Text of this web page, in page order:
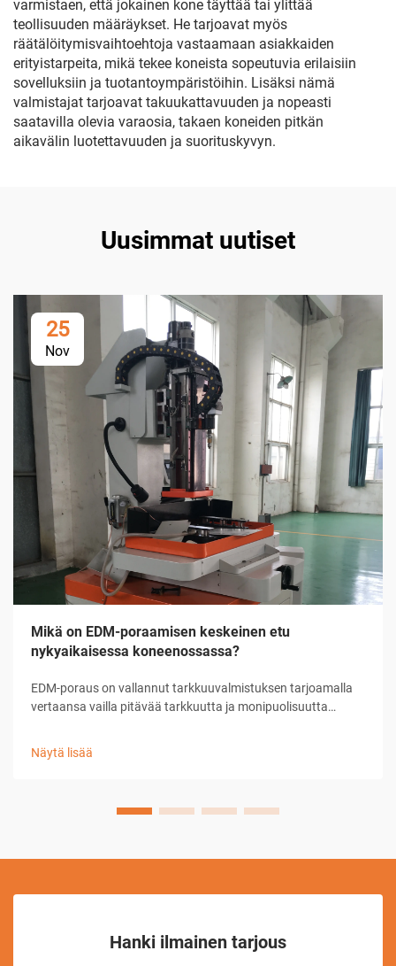
varmistaen, että jokainen kone täyttää tai ylittää
teollisuuden määräykset. He tarjoavat myös
räätälöitymisvaihtoehtoja vastaamaan asiakkaiden
erityistarpeita, mikä tekee koneista sopeutuvia erilaisiin
sovelluksiin ja tuotantoympäristöihin. Lisäksi nämä
valmistajat tarjoavat takuukattavuuden ja nopeasti
saatavilla olevia varaosia, takaen koneiden pitkän
aikavälin luotettavuuden ja suorituskyvyn.
Uusimmat uutiset
25
Nov
Mikä on EDM-poraamisen keskeinen etu
nykyaikaisessa koneenossassa?
EDM-poraus on vallannut tarkkuuvalmistuksen tarjoamalla
vertaansa vailla pitävää tarkkuutta ja monipuolisuutta
koneenpuristustekniikassa käytetään sähköistä
Näytä lisää
Hanki ilmainen tarjous